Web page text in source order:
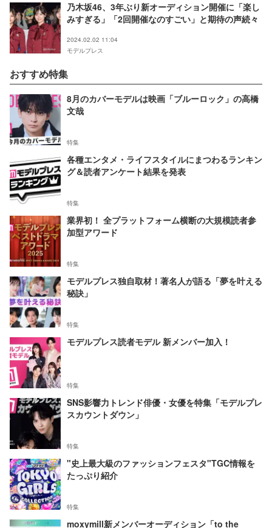
乃木坂46、3年ぶり新オーディション開催に「楽し
みすぎる」「2回開催なのすごい」と期待の声続々
2024.02.02 11:04
モデルプレス
おすすめ特集
8月のカバーモデルは映画「ブルーロック」の高橋
文哉
特集
各種エンタメ・ライフスタイルにまつわるランキン
グ＆読者アンケート結果を発表
特集
業界初！ 全プラットフォーム横断の大規模読者参
加型アワード
特集
モデルプレス独自取材！著名人が語る「夢を叶える
秘訣」
特集
モデルプレス読者モデル 新メンバー加入！
特集
SNS影響力トレンド俳優・女優を特集「モデルプレ
スカウントダウン」
特集
"史上最大級のファッションフェスタ"TGC情報を
たっぷり紹介
特集
moxymill新メンバーオーディション「to the